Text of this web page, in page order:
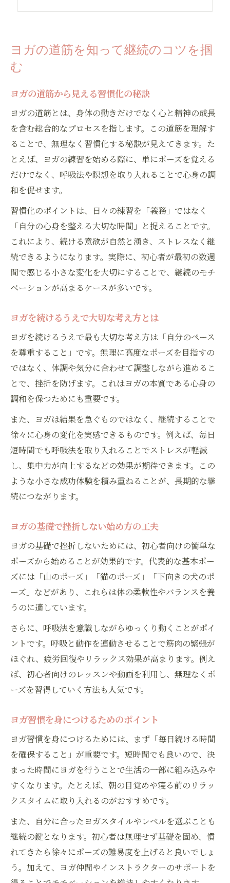
4つのヨガで見つける自分らしい実践法
ヨガの4つの道とは何かを徹底整理
ヨガの種類別メリットと特徴を比較
ヨガの道筋で理想の学び方を見つける
ヨガ初心者が実践しやすい道筋の選び方
もし毎日30分続けたら何が変わる？
毎日ヨガを続けた結果に現れる変化
ヨガで期待できる心身のリアルな効果
ヨガを毎日続けることで得られる気づき
ヨガと筋トレの違いと効果の実感方法
初心者が抑えたいヨガの効果と注意点
ヨガで得られる主な効果とその理由
ヨガ初心者が知るべき注意ポイント
ヨガの基本12ポーズと効果的な習得法
ヨガを安全に楽しむための基本知識
ヨガポーズと心身の変化を徹底解説
ヨガのポーズ一覧から選ぶ効果的動作
ヨガ基本ポーズの名前と意味を知る
ヨガポーズ上級編に挑戦する前の準備
ヨガのポーズで体感する心身の変化とは
安全に続けるヨガ習慣の作り方とは
ヨガを安全に続けるためのポイント
ホットヨガの注意点と体質別の選び方
ヨガの道筋を守る継続の工夫を紹介
ヨガの効果を最大化する習慣作りの秘訣
ヨガの道筋を知って継続のコツを掴
む
ヨガの道筋から見える習慣化の秘訣
ヨガの道筋とは、身体の動きだけでなく心と精神の成長
を含む総合的なプロセスを指します。この道筋を理解す
ることで、無理なく習慣化する秘訣が見えてきます。た
とえば、ヨガの練習を始める際に、単にポーズを覚える
だけでなく、呼吸法や瞑想を取り入れることで心身の調
和を促せます。
習慣化のポイントは、日々の練習を「義務」ではなく
「自分の心身を整える大切な時間」と捉えることです。
これにより、続ける意欲が自然と湧き、ストレスなく継
続できるようになります。実際に、初心者が最初の数週
間で感じる小さな変化を大切にすることで、継続のモチ
ベーションが高まるケースが多いです。
ヨガを続けるうえで大切な考え方とは
ヨガを続けるうえで最も大切な考え方は「自分のペース
を尊重すること」です。無理に高度なポーズを目指すの
ではなく、体調や気分に合わせて調整しながら進めるこ
とで、挫折を防げます。これはヨガの本質である心身の
調和を保つためにも重要です。
また、ヨガは結果を急ぐものではなく、継続することで
徐々に心身の変化を実感できるものです。例えば、毎日
短時間でも呼吸法を取り入れることでストレスが軽減
し、集中力が向上するなどの効果が期待できます。この
ような小さな成功体験を積み重ねることが、長期的な継
続につながります。
ヨガの基礎で挫折しない始め方の工夫
ヨガの基礎で挫折しないためには、初心者向けの簡単な
ポーズから始めることが効果的です。代表的な基本ポー
ズには「山のポーズ」「猫のポーズ」「下向きの犬のポ
ーズ」などがあり、これらは体の柔軟性やバランスを養
うのに適しています。
さらに、呼吸法を意識しながらゆっくり動くことがポイ
ントです。呼吸と動作を連動させることで筋肉の緊張が
ほぐれ、疲労回復やリラックス効果が高まります。例え
ば、初心者向けのレッスンや動画を利用し、無理なくポ
ーズを習得していく方法も人気です。
ヨガ習慣を身につけるためのポイント
ヨガ習慣を身につけるためには、まず「毎日続ける時間
を確保すること」が重要です。短時間でも良いので、決
まった時間にヨガを行うことで生活の一部に組み込みや
すくなります。たとえば、朝の目覚めや寝る前のリラッ
クスタイムに取り入れるのがおすすめです。
また、自分に合ったヨガスタイルやレベルを選ぶことも
継続の鍵となります。初心者は無理せず基礎を固め、慣
れてきたら徐々にポーズの難易度を上げると良いでしょ
う。加えて、ヨガ仲間やインストラクターのサポートを